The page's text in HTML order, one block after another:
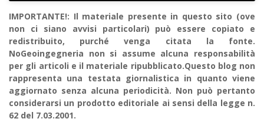
IMPORTANTE!: Il materiale presente in questo sito (ove
non ci siano avvisi particolari) può essere copiato e
redistribuito, purché venga citata la fonte.
NoGeoingegneria non si assume alcuna responsabilità
per gli articoli e il materiale ripubblicato.Questo blog non
rappresenta una testata giornalistica in quanto viene
aggiornato senza alcuna periodicità. Non può pertanto
considerarsi un prodotto editoriale ai sensi della legge n.
62 del 7.03.2001.